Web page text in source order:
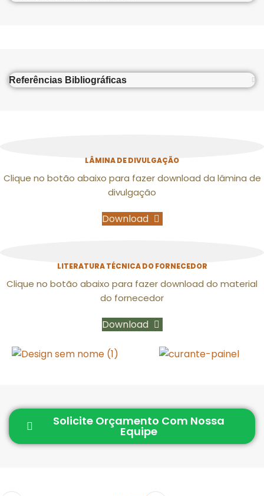
Referências Bibliográficas
LÂMINA DE DIVULGAÇÃO
Clique no botão abaixo para fazer download da lâmina de
divulgação
Download
LITERATURA TÉCNICA DO FORNECEDOR
Clique no botão abaixo para fazer download do material
do fornecedor
Download
Solicite Orçamento Com Nossa
Equipe